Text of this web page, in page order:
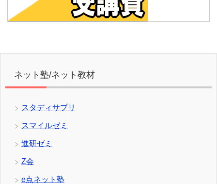
ネット塾/ネット教材
スタディサプリ
スマイルゼミ
進研ゼミ
Z会
e点ネット塾